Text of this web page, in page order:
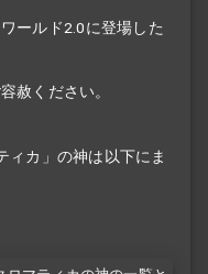
ールド2.0に登場した
赦ください。
ィカ」の神は以下にま